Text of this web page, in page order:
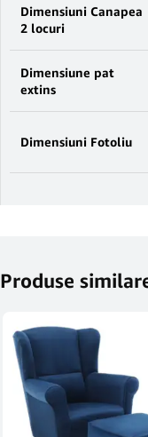
Dimensiuni Canapea
2 locuri
Dimensiune pat
extins
Dimensiuni Fotoliu
Produse